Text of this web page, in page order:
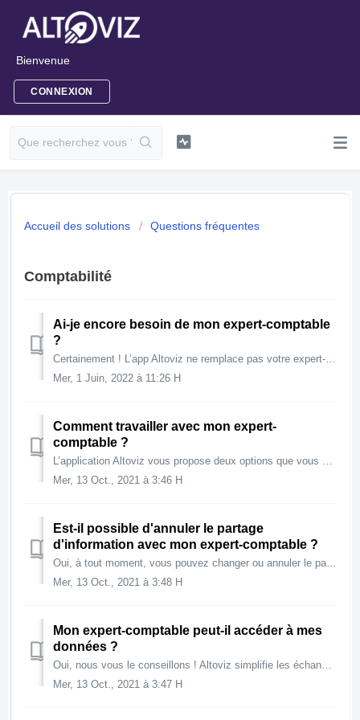
Bienvenue
CONNEXION
Accueil des solutions Questions fréquentes
Comptabilité
Ai-je encore besoin de mon expert-comptable
?
Certainement ! L’app Altoviz ne remplace pas votre expert-comptable. Qu’il tienne toute votre comptabilité ou vous aide ponctuellement, les conseils de votr...
Mer, 1 Juin, 2022 à 11:26 H
Comment travailler avec mon expert-
comptable ?
L’application Altoviz vous propose deux options que vous pouvez combiner : Envoyer ponctuellement des documents (factures, règlements, etc.) à votre Exper...
Mer, 13 Oct., 2021 à 3:46 H
Est-il possible d'annuler le partage
d'information avec mon expert-comptable ?
Oui, à tout moment, vous pouvez changer ou annuler le partage de données avec votre expert-comptable.
Mer, 13 Oct., 2021 à 3:48 H
Mon expert-comptable peut-il accéder à mes
données ?
Oui, nous vous le conseillons ! Altoviz simplifie les échanges avec votre expert-compatble. Vous pouvez lui envoyer les documents au fur et à mesure ou bie...
Mer, 13 Oct., 2021 à 3:47 H